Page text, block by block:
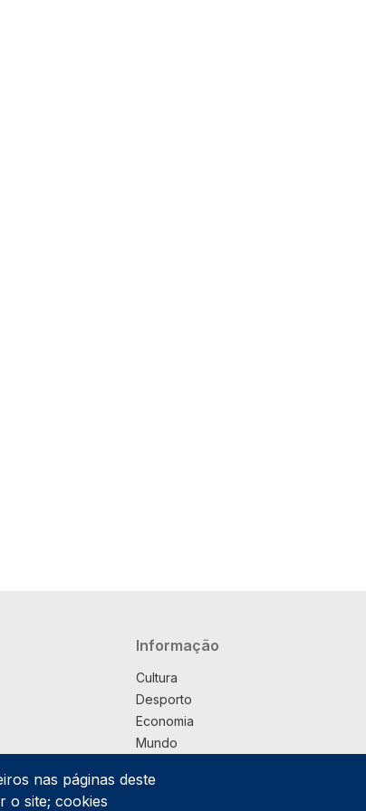
Navegação principal
Informação
Cultura
Desporto
Economia
Mundo
País
nas páginas deste
o site; cookies